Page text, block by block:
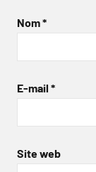
Nom*
E-mail *
Site web